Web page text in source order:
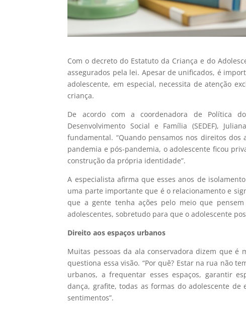
Com o decreto do Estatuto da Criança e do
assegurados pela lei. Apesar de unificados, é
adolescente, em especial, necessita de atenção
criança.
De acordo com a coordenadora de Política
Desenvolvimento Social e Família (SEDEF),
fundamental. “Quando pensamos nos direitos
pandemia e pós-pandemia, o adolescente ficou
construção da própria identidade”.
A especialista afirma que esses anos de
uma parte importante que é o relacionamento e
que a gente tenha ações pelo meio que
adolescentes, sobretudo para que o adolescente
Direito aos espaços urbanos
Muitas pessoas da ala conservadora dizem que
questiona essa visão. “Por quê? Estar na rua não
urbanos, a frequentar esses espaços, garantir
dança, grafite, todas as formas do adolescente
sentimentos”.